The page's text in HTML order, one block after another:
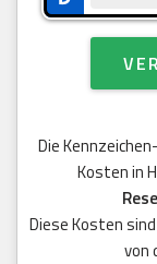
Die
Kosten in
Diese Kosten
von